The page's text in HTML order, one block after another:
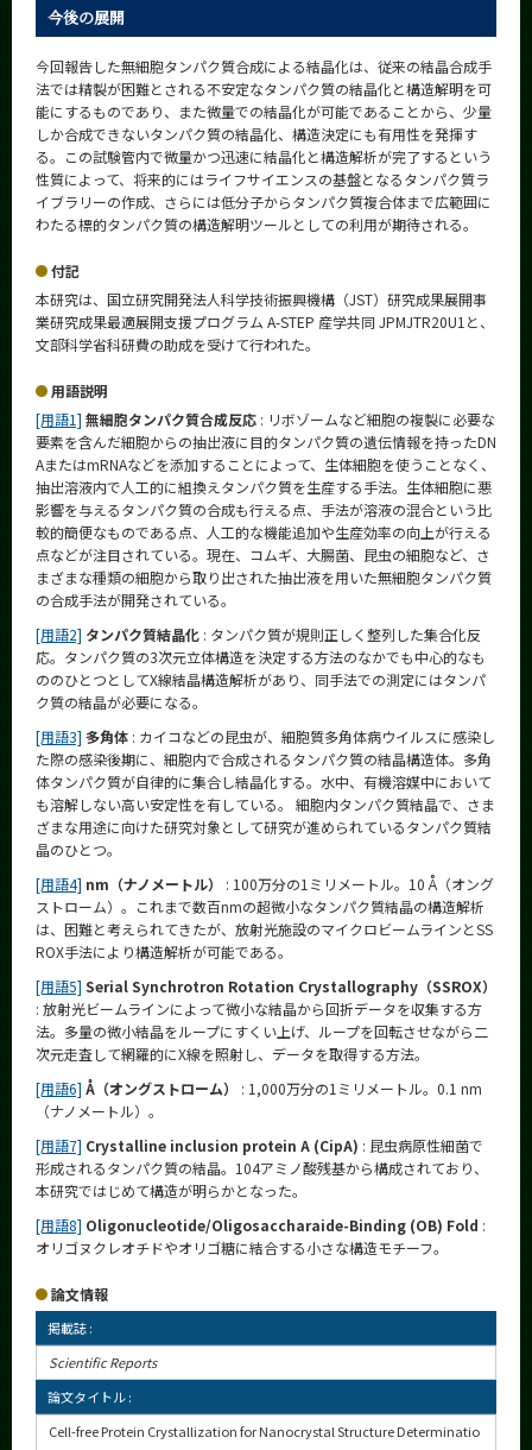
今後の展開
今回報告した無細胞タンパク質合成による結晶化は、従来の結晶合成手
法では精製が困難とされる不安定なタンパク質の結晶化と構造解明を可
能にするものであり、また微量での結晶化が可能であることから、少量
しか合成できないタンパク質の結晶化、構造決定にも有用性を発揮す
る。この試験管内で微量かつ迅速に結晶化と構造解析が完了するという
性質によって、将来的にはライフサイエンスの基盤となるタンパク質ラ
イブラリーの作成、さらには低分子からタンパク質複合体まで広範囲に
わたる標的タンパク質の構造解明ツールとしての利用が期待される。
付記
本研究は、国立研究開発法人科学技術振興機構（JST）研究成果展開事
業研究成果最適展開支援プログラム A-STEP 産学共同 JPMJTR20U1と、
文部科学省科研費の助成を受けて行われた。
用語説明
[用語1] 無細胞タンパク質合成反応 : リボゾームなど細胞の複製に必要な
要素を含んだ細胞からの抽出液に目的タンパク質の遺伝情報を持ったDN
AまたはmRNAなどを添加することによって、生体細胞を使うことなく、
抽出溶液内で人工的に組換えタンパク質を生産する手法。生体細胞に悪
影響を与えるタンパク質の合成も行える点、手法が溶液の混合という比
較的簡便なものである点、人工的な機能追加や生産効率の向上が行える
点などが注目されている。現在、コムギ、大腸菌、昆虫の細胞など、さ
まざまな種類の細胞から取り出された抽出液を用いた無細胞タンパク質
の合成手法が開発されている。
[用語2] タンパク質結晶化 : タンパク質が規則正しく整列した集合化反
応。タンパク質の3次元立体構造を決定する方法のなかでも中心的なも
ののひとつとしてX線結晶構造解析があり、同手法での測定にはタンパ
ク質の結晶が必要になる。
[用語3] 多角体 : カイコなどの昆虫が、細胞質多角体病ウイルスに感染し
た際の感染後期に、細胞内で合成されるタンパク質の結晶構造体。多角
体タンパク質が自律的に集合し結晶化する。水中、有機溶媒中において
も溶解しない高い安定性を有している。 細胞内タンパク質結晶で、さま
ざまな用途に向けた研究対象として研究が進められているタンパク質結
晶のひとつ。
[用語4] nm（ナノメートル）
: 100万分の1ミリメートル。10 Å（オング
ストローム）。これまで数百nmの超微小なタンパク質結晶の構造解析
は、困難と考えられてきたが、放射光施設のマイクロビームラインとSS
ROX手法により構造解析が可能である。
[用語5] Serial Synchrotron Rotation Crystallography（SSROX）
: 放射光ビームラインによって微小な結晶から回折データを収集する方
法。多量の微小結晶をループにすくい上げ、ループを回転させながら二
次元走査して網羅的にX線を照射し、データを取得する方法。
[用語6] Å（オングストローム）
: 1,000万分の1ミリメートル。0.1 nm
（ナノメートル）。
[用語7] Crystalline inclusion protein A (CipA) : 昆虫病原性細菌で
形成されるタンパク質の結晶。104アミノ酸残基から構成されており、
本研究ではじめて構造が明らかとなった。
[用語8] Oligonucleotide/Oligosaccharaide-Binding (OB) Fold :
オリゴヌクレオチドやオリゴ糖に結合する小さな構造モチーフ。
論文情報
掲載誌 :
Scientific Reports
論文タイトル :
Cell-free Protein Crystallization for Nanocrystal Structure Determinatio